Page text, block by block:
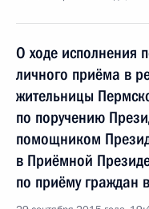
О ходе исполнения
личного приёма в
жительницы
по поручению
помощником
в Приёмной
по приёму граждан